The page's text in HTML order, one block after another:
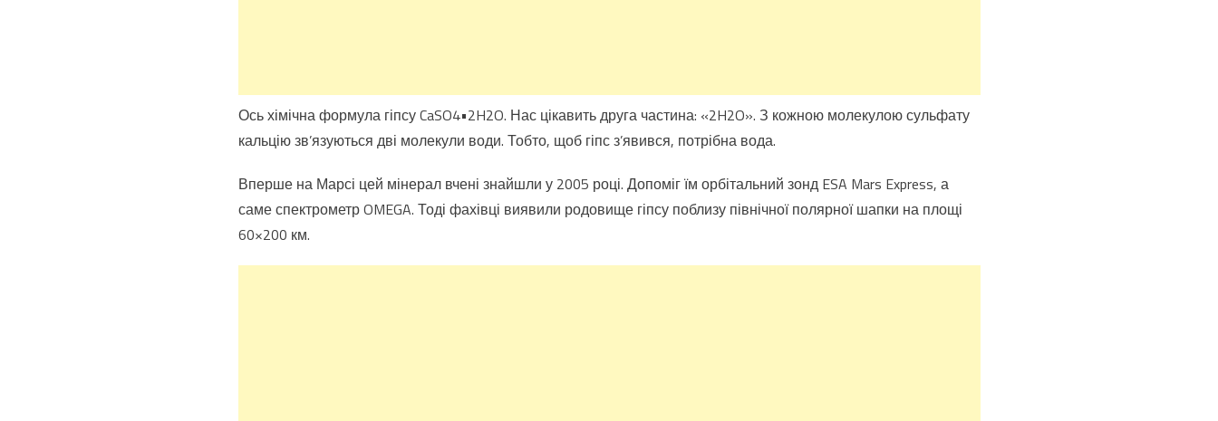
Ось хімічна формула гіпсу CaSO4•2H2O. Нас цікавить друга частина: «2H2O». З кожною молекулою сульфату
кальцію зв’язуються дві молекули води. Тобто, щоб гіпс з’явився, потрібна вода.
Вперше на Марсі цей мінерал вчені знайшли у 2005 році. Допоміг їм орбітальний зонд ESA Mars Express, а
саме спектрометр OMEGA. Тоді фахівці виявили родовище гіпсу поблизу північної полярної шапки на площі
60×200 км.